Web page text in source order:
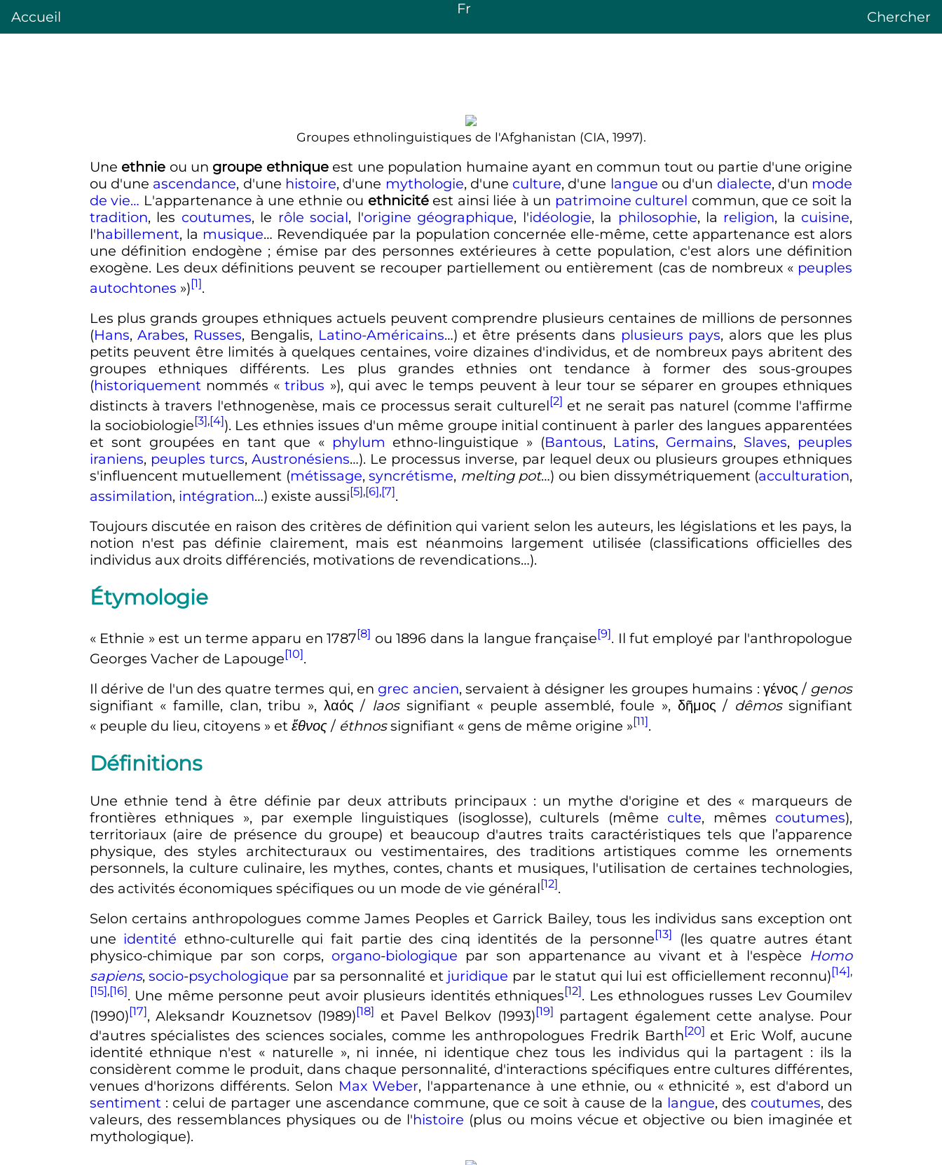
Accueil Fr Chercher
Groupes ethnolinguistiques de l'Afghanistan (CIA, 1997).
Une ethnie ou un groupe ethniqueest une population humaine ayant en commun tout ou partie d'une origine
ou d'une ascendance, d'une histoire, d'une mythologie, d'une culture, d'une langue ou d'un dialecte, d'un mode
de vie… L'appartenance à une ethnie ou ethnicitéest ainsi liée à un patrimoine culturel commun, que ce soit la
tradition, les coutumes, le rôle social, l'origine géographique, l'idéologie, la philosophie, la religion, la cuisine,
l'habillement, la musique… Revendiquée par la population concernée elle-même, cette appartenance est alors
une définition endogène ; émise par des personnes extérieures à cette population, c'est alors une définition
exogène. Les deux définitions peuvent se recouper partiellement ou entièrement (cas de nombreux « peuples
autochtones »)[1].
Les plus grands groupes ethniques actuels peuvent comprendre plusieurs centaines de millions de personnes
(Hans,Arabes, Russes, Bengalis, Latino-Américains…) et être présents dans plusieurs pays, alors que les plus
petits peuvent être limités à quelques centaines, voire dizaines d'individus, et de nombreux pays abritent des
groupes ethniques différents. Les plus grandes ethnies ont tendance à former des sous-groupes
(historiquement nommés « tribus »), qui avec le temps peuvent à leur tour se séparer en groupes ethniques
distincts à travers l'ethnogenèse, mais ce processus serait culturel[2] et ne serait pas naturel (comme l'affirme
la sociobiologie[3],[4]). Les ethnies issues d'un même groupe initial continuent à parler des langues apparentées
et sont groupées en tant que « phylum ethno-linguistique » (Bantous, Latins, Germains, Slaves, peuples
iraniens, peuples turcs,Austronésiens…). Le processus inverse, par lequel deux ou plusieurs groupes ethniques
s'influencent mutuellement (métissage,syncrétisme, melting pot…) ou bien dissymétriquement (acculturation,
assimilation, intégration…) existe aussi[5],[6],[7].
Toujours discutée en raison des critères de définition qui varient selon les auteurs, les législations et les pays, la
notion n'est pas définie clairement, mais est néanmoins largement utilisée (classifications officielles des
individus aux droits différenciés, motivations de revendications…).
Étymologie
« Ethnie » est un terme apparu en 1787[8] ou 1896 dans la langue française[9]. Il fut employé par l'anthropologue
Georges Vacher de Lapouge[10].
Il dérive de l'un des quatre termes qui, en grec ancien, servaient à désigner les groupes humains : γένος / genos
signifiant « famille, clan, tribu », λαός / laossignifiant « peuple assemblé, foule », δῆμος / dêmossignifiant
« peuple du lieu, citoyens » et ἔθνος/ éthnossignifiant « gens de même origine »[11].
Définitions
Une ethnie tend à être définie par deux attributs principaux : un mythe d'origine et des « marqueurs de
frontières ethniques
», par exemple linguistiques (isoglosse), culturels (même culte, mêmes coutumes),
territoriaux (aire de présence du groupe) et beaucoup d'autres traits caractéristiques tels que l’apparence
physique, des styles architecturaux ou vestimentaires, des traditions artistiques comme les ornements
personnels, la culture culinaire, les mythes, contes, chants et musiques, l'utilisation de certaines technologies,
des activités économiques spécifiques ou un mode de vie général[12].
Selon certains anthropologues comme James Peoples et Garrick Bailey, tous les individus sans exception ont
une identité ethno-culturelle qui fait partie des cinq identités de la personne[13]
(les quatre autres étant
physico-chimique par son corps, organo-biologique par son appartenance au vivant et à l'espèce Homo
sapiens,socio-psychologique par sa personnalité et juridique par le statut qui lui est officiellement reconnu)[14],
[15],[16]. Une même personne peut avoir plusieurs identités ethniques[12]. Les ethnologues russes Lev Goumilev
(1990)[17], Aleksandr Kouznetsov (1989)[18] et Pavel Belkov (1993)[19] partagent également cette analyse. Pour
d'autres spécialistes des sciences sociales, comme les anthropologues Fredrik Barth[20] et Eric Wolf, aucune
identité ethnique n'est « naturelle », ni innée, ni identique chez tous les individus qui la partagent : ils la
considèrent comme le produit, dans chaque personnalité, d'interactions spécifiques entre cultures différentes,
venues d'horizons différents. Selon Max Weber, l'appartenance à une ethnie, ou « ethnicité », est d'abord un
sentiment : celui de partager une ascendance commune, que ce soit à cause de la langue, des coutumes, des
valeurs, des ressemblances physiques ou de l'histoire (plus ou moins vécue et objective ou bien imaginée et
mythologique).